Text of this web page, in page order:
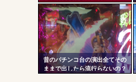
にモーニングを仕込んだらしい
ｗｗｗｗ
昔のパチンコ台の演出全てその
ままで出したら流行らないの？